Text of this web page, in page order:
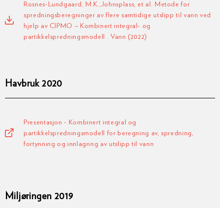
Rosnes-Lundgaard, M.K.,Johnsplass, et al. Metode for
spredningsberegninger av flere samtidige utslipp til vann ved
hjelp av CIPMO – Kombinert integral- og
partikkelspredningsmodell . Vann (2022)
Havbruk 2020
Presentasjon - Kombinert integral og
partikkelspredningsmodell for beregning av, spredning,
fortynning og innlagring av utslipp til vann
Miljøringen 2019